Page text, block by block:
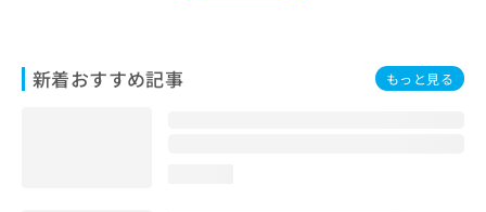
新着おすすめ記事 もっと見る